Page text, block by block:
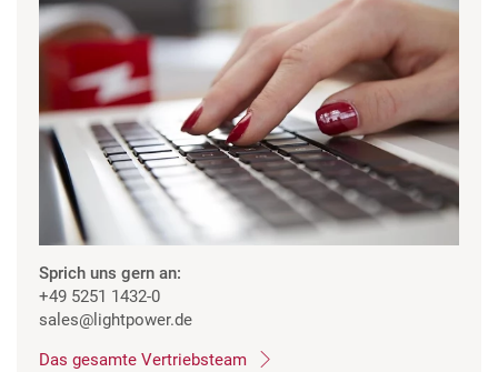
Sprich uns gern an:
+49 5251 1432-0
sales@lightpower.de
Das gesamte Vertriebsteam